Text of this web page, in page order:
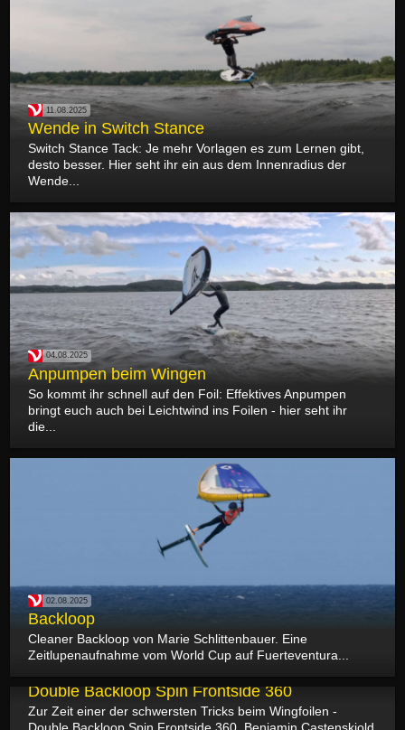
11.08.2025
Wende in Switch Stance
Switch Stance Tack: Je mehr Vorlagen es zum Lernen gibt,
desto besser. Hier seht ihr ein aus dem Innenradius der
Wende...
04.08.2025
Anpumpen beim Wingen
So kommt ihr schnell auf den Foil: Effektives Anpumpen
bringt euch auch bei Leichtwind ins Foilen - hier seht ihr
die...
02.08.2025
Backloop
Cleaner Backloop von Marie Schlittenbauer. Eine
Zeitlupenaufnahme vom World Cup auf Fuerteventura...
Double Backloop Spin Frontside 360
Zur Zeit einer der schwersten Tricks beim Wingfoilen -